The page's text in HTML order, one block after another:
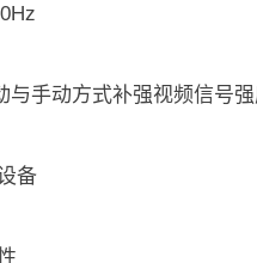
与手动方式补强视频信号
备